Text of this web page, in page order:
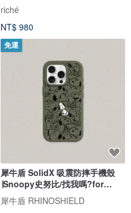
riché
NT$ 980
免運
犀牛盾 SolidX 吸震防摔手機殼
∣Snoopy史努比/找我嗎?for
iPhone
犀牛盾 RHINOSHIELD